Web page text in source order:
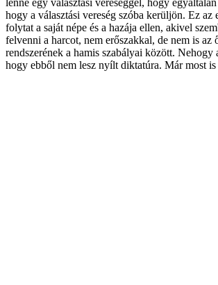
hogy a választási vereség szóba kerüljön. Ez az
folytat a saját népe és a hazája ellen, akivel
felvenni a harcot, nem erőszakkal, de nem is az
rendszerének a hamis szabályai között. Nehogy
hogy ebből nem lesz nyílt diktatúra. Már most is